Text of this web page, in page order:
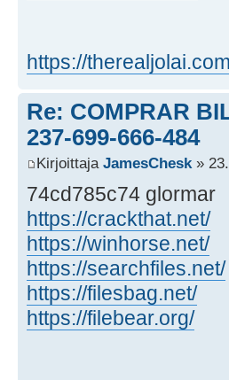
https://
Re: COMPRAR
237-699-666-484
Kirjoittaja JamesChesk»
74cd785c74 glormar
https://crackthat.net/
https://winhorse.net/
https://searchfiles.net/
https://filesbag.net/
https://filebear.org/